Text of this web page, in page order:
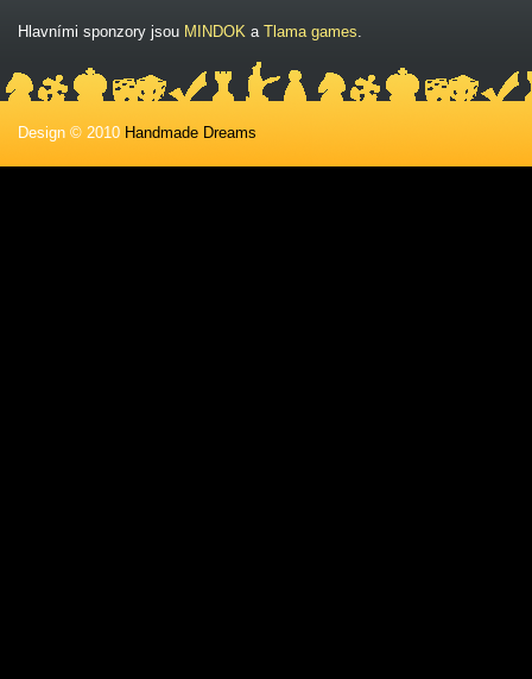
Hlavními sponzory jsou MINDOK a Tlama games.
Design © 2010 Handmade Dreams